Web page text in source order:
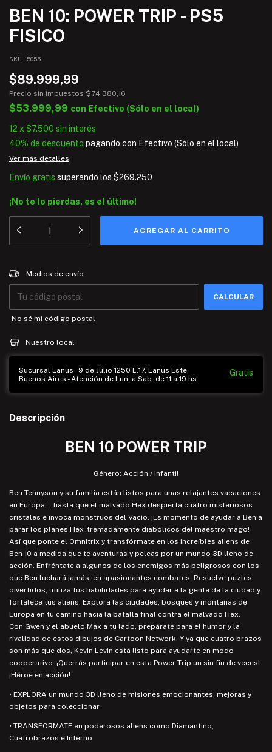
BEN 10: POWER TRIP - PS5
FISICO
SKU: 15055
$89.999,99
Precio sin impuestos $74.380,16
$53.999,99 con Efectivo (Sólo en el local)
12 x $7.500 sin interés
40% de descuento pagando con Efectivo (Sólo en el local)
Ver más detalles
Envío gratis superando los $269.250
¡No te lo pierdas, es el último!
Entregas para el CP:
Medios de envío
CALCULAR
No sé mi código postal
Nuestro local
Sucursal Lanús - 9 de Julio 1250 L.17, Lanús Este,
Buenos Aires - Atención de Lun. a Sab. de 11 a 19 hs.
Gratis
Descripción
BEN 10 POWER TRIP
Género: Acción / Infantil
Ben Tennyson y su familia están listos para unas relajantes vacaciones
en Europa... hasta que el malvado Hex despierta cuatro misteriosos
cristales e invoca monstruos del Vacío. ¡Es momento de ayudar a Ben a
parar los planes Hex-tremadamente diabólicos del maestro mago!
Así que ponte el Omnitrix y transfórmate en los increíbles aliens de
Ben 10 a medida que te aventuras y peleas por un mundo 3D lleno de
acción. Enfréntate a algunos de los enemigos más peligrosos con los
que Ben luchará jamás, en apasionantes combates. Resuelve puzles
divertidos, utiliza tus habilidades para ayudar a la gente de la ciudad y
fortalece tus aliens. Explora las ciudades, bosques y montañas de
Europa en tu camino hacia la batalla final contra el malvado Hex.
Con Gwen y el abuelo Max a tu lado, prepárate para el humor y la
rivalidad de estos dibujos de Cartoon Network. Y ya que cuatro brazos
son más que dos, Kevin Levin está listo para ayudarte en modo
cooperativo. ¡Querrás participar en esta Power Trip un sin fin de veces!
¡Héroe en acción!
• EXPLORA un mundo 3D lleno de misiones emocionantes, mejoras y
objetos para coleccionar
• TRANSFORMATE en poderosos aliens como Diamantino,
Cuatrobrazos e Inferno